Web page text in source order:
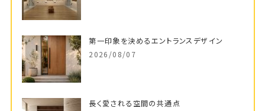
第一印象を決めるエントランスデザイン
2026/08/07
長く愛される空間の共通点